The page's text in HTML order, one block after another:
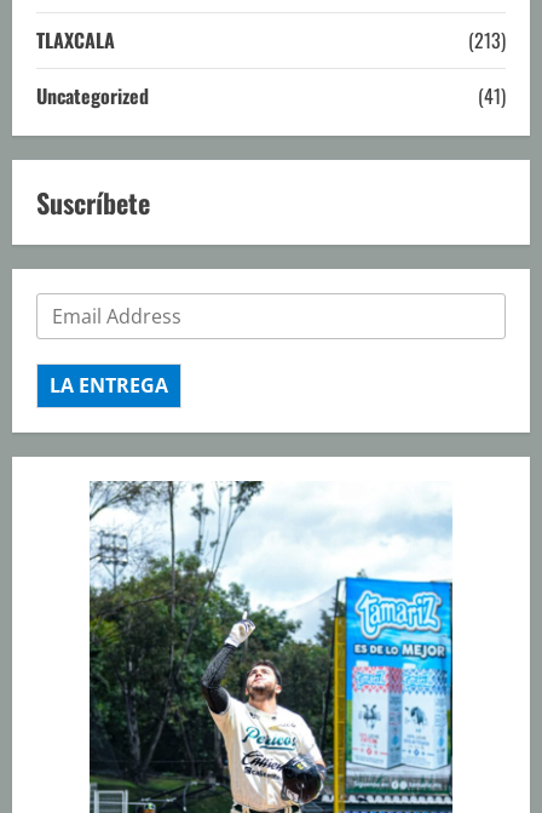
TLAXCALA
(213)
Uncategorized
(41)
Suscríbete
LA ENTREGA